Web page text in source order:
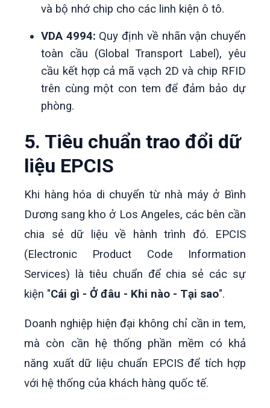
và bộ nhớ chip cho các linh kiện ô tô.
VDA 4994: Quy định về nhãn vận chuyển
toàn cầu (Global Transport Label), yêu
cầu kết hợp cả mã vạch 2D và chip RFID
trên cùng một con tem để đảm bảo dự
phòng.
5. Tiêu chuẩn trao đổi dữ
liệu EPCIS
Khi hàng hóa di chuyển từ nhà máy ở Bình
Dương sang kho ở Los Angeles, các bên cần
chia sẻ dữ liệu về hành trình đó. EPCIS
(Electronic Product Code Information
Services) là tiêu chuẩn để chia sẻ các sự
kiện "Cái gì - Ở đâu - Khi nào - Tại sao".
Doanh nghiệp hiện đại không chỉ cần in tem,
mà còn cần hệ thống phần mềm có khả
năng xuất dữ liệu chuẩn EPCIS để tích hợp
với hệ thống của khách hàng quốc tế.